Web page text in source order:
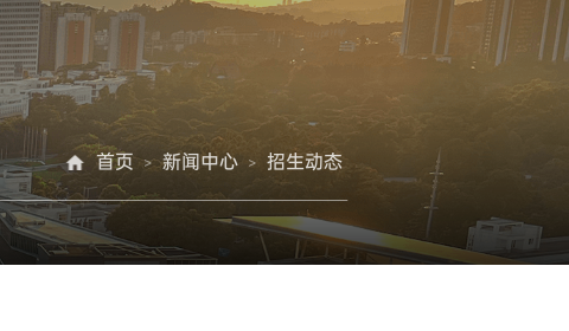
首页 > 新闻中心 > 招生动态